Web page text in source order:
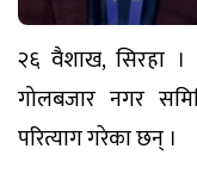
२६ वैशाख, सिरहा ।
गोलबजार नगर
परित्याग गरेका छन् ।